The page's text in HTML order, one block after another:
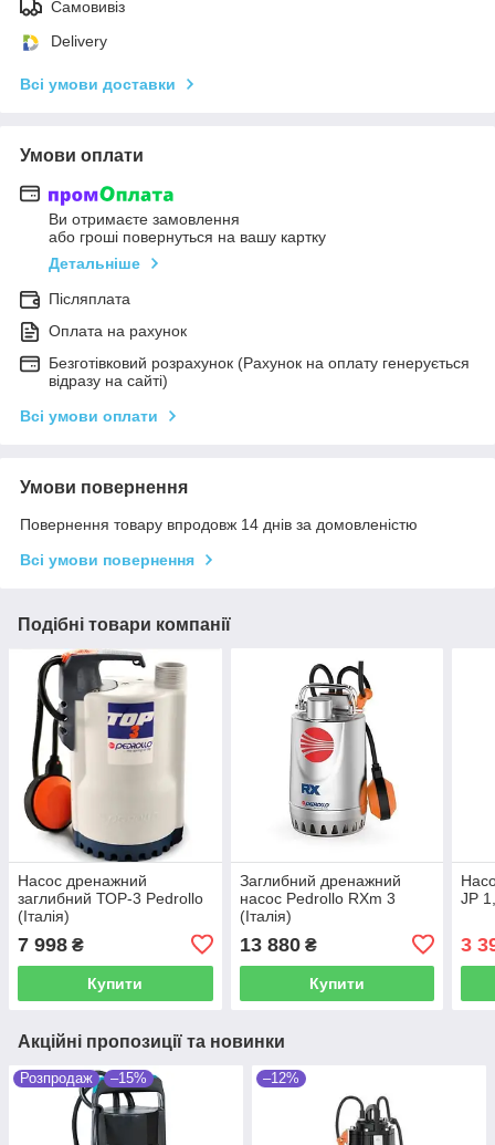
Самовивіз
Delivery
Всі умови доставки
Умови оплати
Ви отримаєте замовлення
або гроші повернуться на вашу картку
Детальніше
Післяплата
Оплата на рахунок
Безготівковий розрахунок (Рахунок на оплату генерується
відразу на сайті)
Всі умови оплати
Умови повернення
Повернення товару впродовж 14 днів за домовленістю
Всі умови повернення
Подібні товари компанії
Насос дренажний
заглибний ТОР-3 Pedrollo
(Італія)
7 998 ₴
Купити
Заглибний дренажний
насос Pedrollo RXm 3
(Італія)
13 880₴
Купити
JP
3
Акційні пропозиції та новинки
Розпродаж –15% –12%